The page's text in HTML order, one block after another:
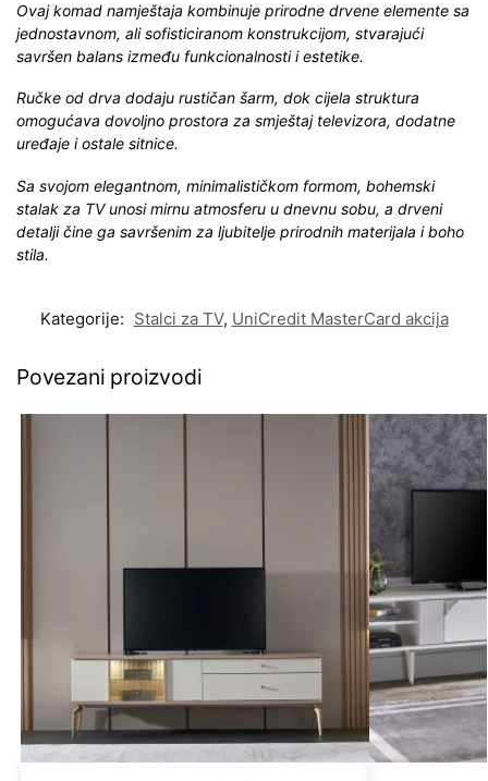
Ovaj komad namještaja kombinuje prirodne drvene elemente sa
jednostavnom, ali sofisticiranom konstrukcijom, stvarajući
savršen balans između funkcionalnosti i estetike.
Ručke od drva dodaju rustičan šarm, dok cijela struktura
omogućava dovoljno prostora za smještaj televizora, dodatne
uređaje i ostale sitnice.
Sa svojom elegantnom, minimalističkom formom, bohemski
stalak za TV unosi mirnu atmosferu u dnevnu sobu, a drveni
detalji čine ga savršenim za ljubitelje prirodnih materijala i boho
stila.
Kategorije: Stalci za TV, UniCredit MasterCard akcija
Povezani proizvodi